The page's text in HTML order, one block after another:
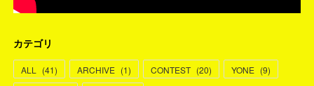
カテゴリ
ALL (41) ARCHIVE (1) CONTEST (20) YONE (9)